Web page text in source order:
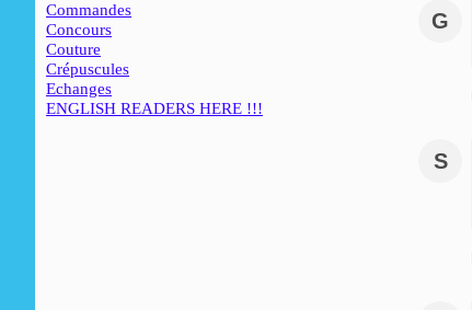
Commandes
Concours
Couture
Crépuscules
Echanges
ENGLISH READERS HERE !!!
G
S